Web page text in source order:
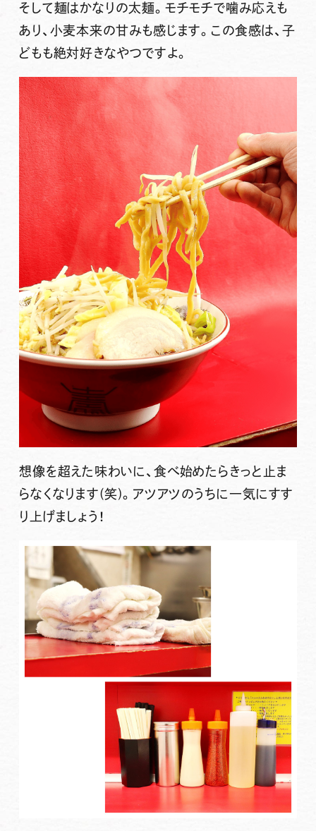
そして麺はかなりの太麺。モチモチで噛み応えも
あり、小麦本来の甘みも感じます。この食感は、子
どもも絶対好きなやつですよ。
想像を超えた味わいに、食べ始めたらきっと止ま
らなくなります(笑)。アツアツのうちに一気にすす
り上げましょう！